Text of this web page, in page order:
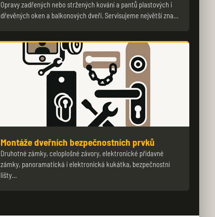
Opravy zadřených nebo stržených kování a pantů plastových i
dřevěných oken a balkonových dveří. Servisujeme největší zna…
Montáže dveřních bezpečnostních prvků
Druhotné zámky, celoplošné závory, elektronické přídavné
zámky, panoramatická i elektronická kukátka, bezpečnostní
lišty…